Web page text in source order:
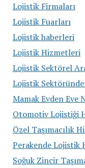
Lojistik Firmaları
Lojistik Fuarları
Lojistik haberleri
Lojistik Hizmetleri
Lojistik Sektörel
Lojistik
Mamak Evden Eve
Otomotiv Lojistiği
Özel Taşımacılık
Perakende Lojistik
Soğuk Zincir